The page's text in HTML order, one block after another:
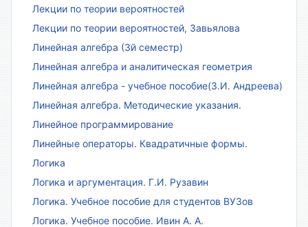
Лекции по теории вероятностей
Лекции по теории вероятностей, Завьялова
Линейная алгебра (3й семестр)
Линейная алгебра и аналитическая геометрия
Линейная алгебра - учебное пособие(З.И. Андреева)
Линейная алгебра. Методические указания.
Линейное программирование
Линейные операторы. Квадратичные формы.
Логика
Логика и аргументация. Г.И. Рузавин
Логика. Учебное пособие для студентов ВУЗов
Логика. Учебное пособие. Ивин А. А.